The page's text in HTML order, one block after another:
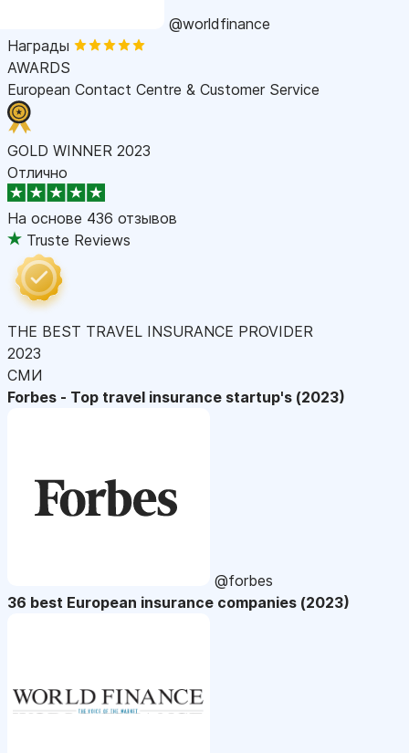
@worldfinance
Награды
AWARDS
European Contact Centre & Customer Service
GOLD WINNER 2023
Отлично
На основе 436 отзывов
Truste Reviews
THE BEST TRAVEL INSURANCE PROVIDER
2023
СМИ
Forbes - Top travel insurance startup's (2023)
@forbes
36 best European insurance companies (2023)